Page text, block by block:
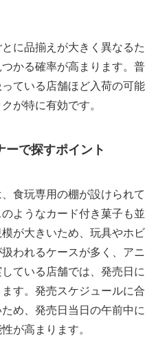
に品揃えが大きく異なるた
かる確率が高まります。普
ている店舗ほど入荷の可能
が特に有効です。
ーで探すポイント
食玩専用の棚が設けられて
ようなカード付き菓子も並
が大きいため、玩具やホビ
われるケースが多く、アニ
ている店舗では、発売日に
す。発売スケジュールに合
め、発売日当日の午前中に
が高まります。